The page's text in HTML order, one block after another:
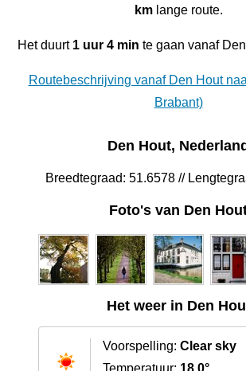
kmlange route.
Het duurt 1 uur 4 min te gaan vanaf
Routebeschrijving vanaf Den Hout
Brabant)
Den Hout, Nederland
Breedtegraad: 51.6578 //
Foto's van Den
Het weer in Den
Voorspelling: Clear sky